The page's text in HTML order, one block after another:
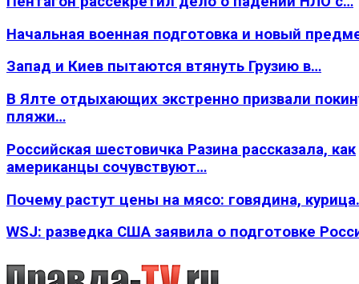
Начальная военная подготовка и новый
Запад и Киев пытаются втянуть Грузию в…
В Ялте отдыхающих экстренно призвали
пляжи…
Российская шестовичка Разина рассказала, как
американцы сочувствуют…
Почему растут цены на мясо: говядина,
WSJ: разведка США заявила о подготовке